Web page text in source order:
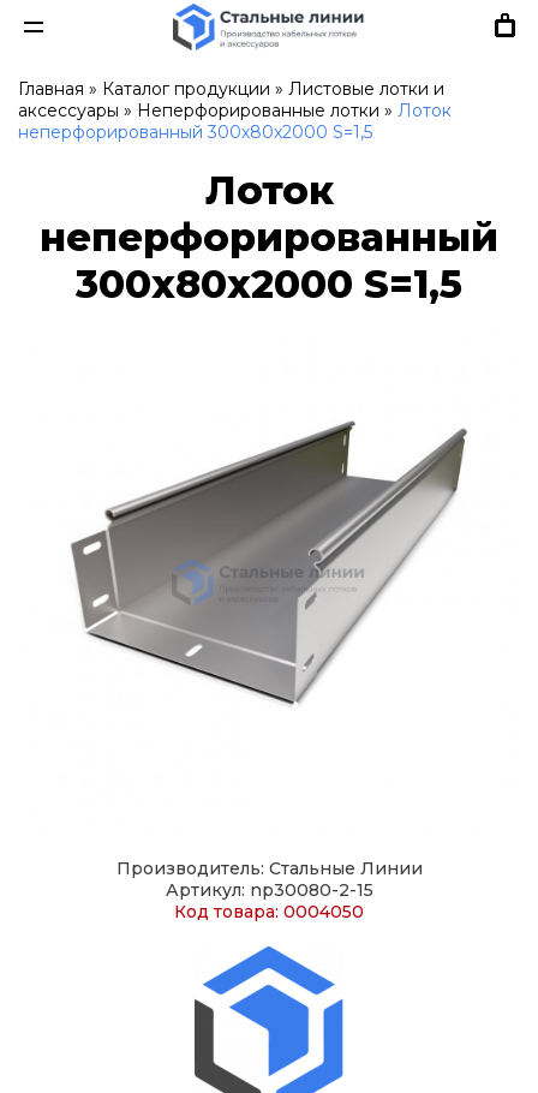
Главная » Каталог продукции » Листовые лотки и
аксессуары » Неперфорированные лотки » Лоток
неперфорированный 300х80х2000 S=1,5
Лоток
неперфорированный
300х80х2000 S=1,5
Производитель: Стальные Линии
Артикул: np30080-2-15
Код товара: 0004050